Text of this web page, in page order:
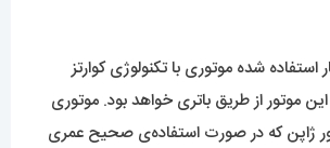
استفاده شده موتوری با تکنولوژی کوارتز
موتور از طریق باتری خواهد بود. موتوری
ژاپن که در صورت استفاده‌ی صحیح عمری